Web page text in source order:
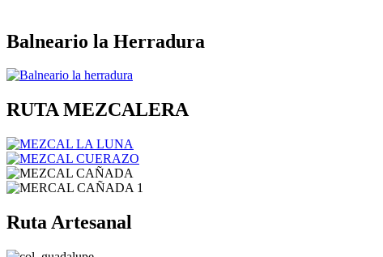
Balneario la Herradura
RUTA MEZCALERA
Ruta Artesanal